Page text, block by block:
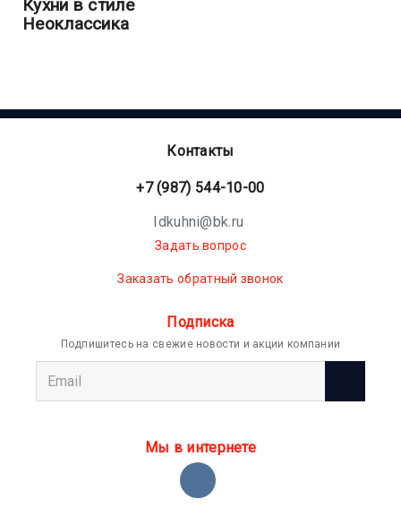
Кухни в стиле
Неоклассика
Контакты
+7 (987) 544-10-00
Idkuhni@bk.ru
Задать вопрос
Заказать обратный звонок
Подписка
Подпишитесь на свежие новости и акции компании
Мы в интернете